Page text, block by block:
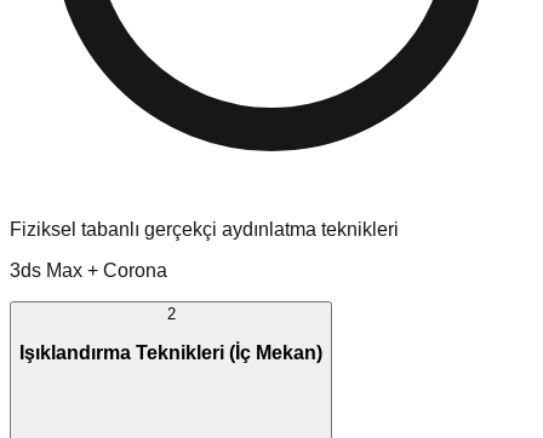
Fiziksel tabanlı gerçekçi aydınlatma teknikleri
3ds Max + Corona
2
Işıklandırma Teknikleri (İç Mekan)